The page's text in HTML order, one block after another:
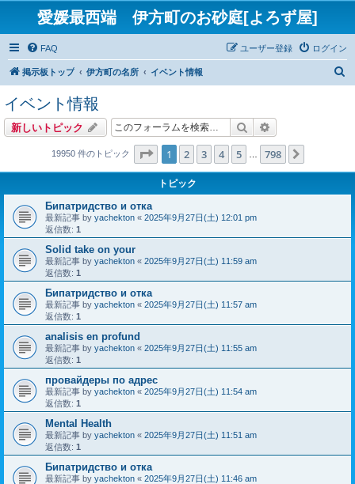
愛媛最西端 伊方町のお砂庭[よろず屋]
FAQ ログイン
ユーザー登録
掲示板トップ 伊方町の名所 イベント情報
イベント情報
新しいトピック 検索
19950 件のトピック ページ1 ／ 798
1 2 3 4 5 798
トピック
Бипатридство и отка
最新記事 by yachekton « 2025年9月27日(土) 12:01 pm
返信数: 1
Solid take on your
最新記事 by yachekton « 2025年9月27日(土) 11:59 am
返信数: 1
Бипатридство и отка
最新記事 by yachekton « 2025年9月27日(土) 11:57 am
返信数: 1
analisis en profund
最新記事 by yachekton « 2025年9月27日(土) 11:55 am
返信数: 1
провайдеры по адрес
最新記事 by yachekton « 2025年9月27日(土) 11:54 am
返信数: 1
Mental Health
最新記事 by yachekton « 2025年9月27日(土) 11:51 am
返信数: 1
Бипатридство и отка
最新記事 by yachekton « 2025年9月27日(土) 11:46 am